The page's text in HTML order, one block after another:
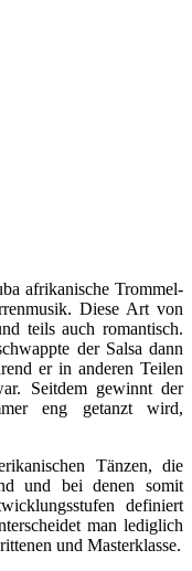
afrikanische Trommel-
Diese Art von
teils auch romantisch.
der Salsa dann
er in anderen Teilen
Seitdem gewinnt der
eng getanzt wird,
Tänzen, die
und bei denen somit
definiert
man lediglich
und Masterklasse.